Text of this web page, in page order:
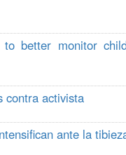
better monitor
contra activista
ante la